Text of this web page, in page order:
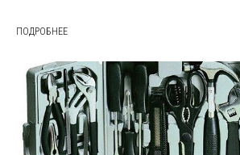
ПОДРОБНЕЕ